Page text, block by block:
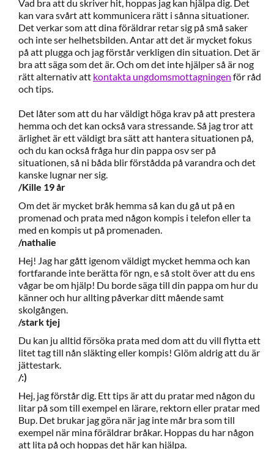
Vad bra att du skriver hit, hoppas jag kan hjälpa dig. Det
kan vara svårt att kommunicera rätt i sånna situationer.
Det verkar som att dina föräldrar retar sig på små saker
och inte ser helhetsbilden. Antar att det är mycket fokus
på att plugga och jag förstår verkligen din situation. Det är
bra att säga som det är. Och om det inte hjälper så är nog
rätt alternativ att kontakta ungdomsmottagningen för råd
och tips.
Det låter som att du har väldigt höga krav på att prestera
hemma och det kan också vara stressande. Så jag tror att
ärlighet är ett väldigt bra sätt att hantera situationen på,
och du kan också fråga hur din pappa osv ser på
situationen, så ni båda blir förstådda på varandra och det
kanske lugnar ner sig.
/Kille 19 år
Om det är mycket bråk hemma så kan du gå ut på en
promenad och prata med någon kompis i telefon eller ta
med en kompis ut på promenaden.
/nathalie
Hej! Jag har gått igenom väldigt mycket hemma och kan
fortfarande inte berätta för ngn, e så stolt över att du ens
vågar be om hjälp! Du borde säga till din pappa om hur du
känner och hur allting påverkar ditt mående samt
skolgången.
/stark tjej
Du kan ju alltid försöka prata med dom att du vill flytta ett
litet tag till nån släkting eller kompis! Glöm aldrig att du är
jättestark.
/:)
Hej, jag förstår dig. Ett tips är att du pratar med någon du
litar på som till exempel en lärare, rektorn eller pratar med
Bup. Det brukar jag göra när jag inte mår bra som till
exempel när mina föräldrar bråkar. Hoppas du har någon
att lita på och hoppas det här kan hjälpa.